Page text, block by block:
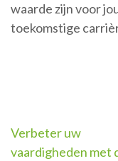
waarde zijn voor
toekomstige
Verbeter uw
vaardigheden met